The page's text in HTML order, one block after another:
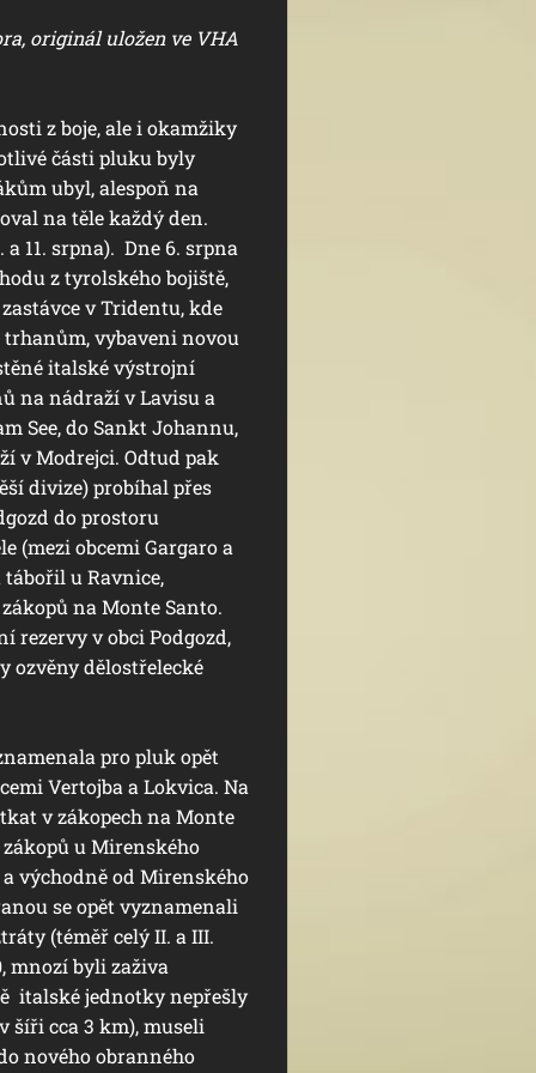
originál uložen ve VHA
z boje, ale i okamžiky
části pluku byly
ubyl, alespoň na
na těle každý den.
11. srpna). Dne 6. srpna
z tyrolského bojiště,
v Tridentu, kde
vybaveni novou
italské výstrojní
na nádraží v Lavisu a
See, do Sankt Johannu,
v Modrejci. Odtud pak
divize) probíhal přes
do prostoru
(mezi obcemi Gargaro a
tábořil u Ravnice,
na Monte Santo.
rezervy v obci Podgozd,
ozvěny dělostřelecké
pro pluk opět
Vertojba a Lokvica. Na
v zákopech na Monte
zákopů u Mirenského
východně od Mirenského
se opět vyznamenali
(téměř celý II. a III.
mnozí byli zaživa
italské jednotky nepřešly
šíři cca 3 km), museli
nového obranného